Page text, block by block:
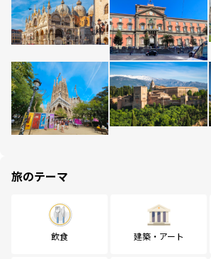
旅のテーマ
飲食 建築・アート